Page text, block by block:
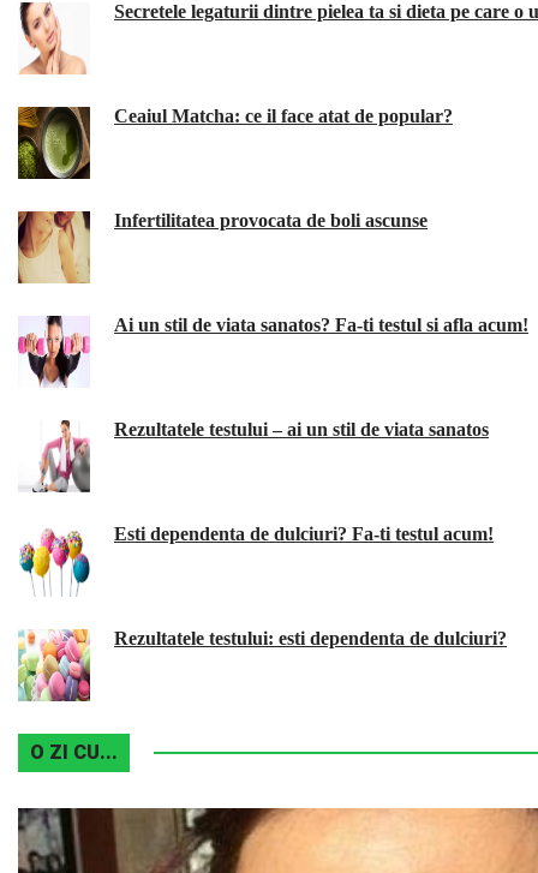
Secretele legaturii dintre pielea ta si dieta pe care o
Ceaiul Matcha: ce il face atat de popular?
Infertilitatea provocata de boli ascunse
Ai un stil de viata sanatos? Fa-ti testul si afla acum!
Rezultatele testului – ai un stil de viata sanatos
Esti dependenta de dulciuri? Fa-ti testul acum!
Rezultatele testului: esti dependenta de dulciuri?
O ZI CU...